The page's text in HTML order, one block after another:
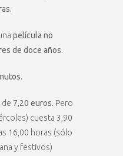
película no
de doce años.
.
de 7,20 euros. Pero
cuesta 3,90
16,00 horas (sólo
y festivos)